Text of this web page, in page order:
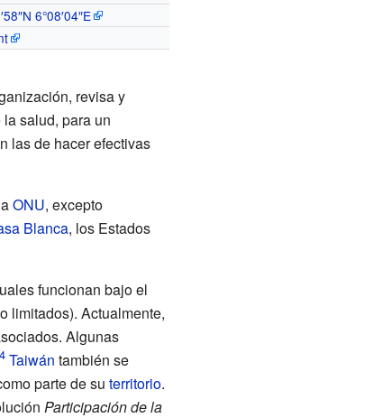
6°08′04″E
revisa y
salud, para un
las de hacer efectivas
ONU, excepto
Blanca, los Estados
funcionan bajo el
limitados). Actualmente,
Algunas
Taiwán también se
parte de su territorio.
Participación de la